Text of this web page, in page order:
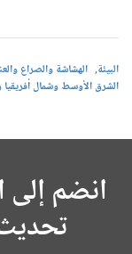
البيئة الهشاشة والصراع
الشرق الأوسط وشمال أفريقيا
انضم